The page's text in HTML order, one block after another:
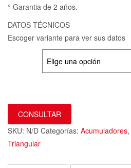
° Garantia de 2 años.
DATOS TÉCNICOS
Escoger variante para ver sus datos
CONSULTAR
SKU: N/D Categorías: Acumuladores,
Triangular